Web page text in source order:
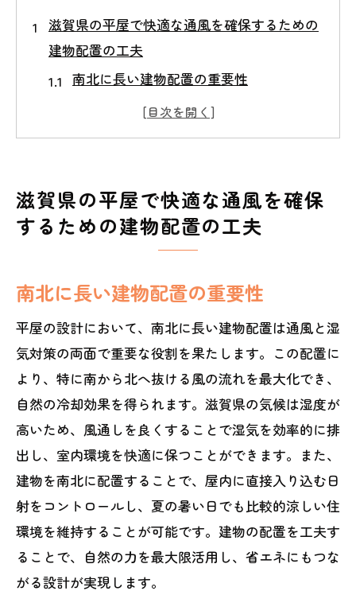
滋賀県の平屋で快適な通風を確保するための
建物配置の工夫
南北に長い建物配置の重要性
対角線上に窓を配置する利点
周囲の建物や風向を考慮した設計
ウト
エアフローを妨げない家具の配置
自然の風を活用するための屋外環境の整
平屋の湿気対策に効果的な植栽の活用方法
湿気を吸収する植物の選び方
家の周囲に植栽を配置するメリット
植栽による日差しの調整
季節に応じた植物の管理方法
生態系を考慮した庭造り
植栽と家屋の通気性を両立する方法
梅雨時期の湿気を乗り越えるための平屋設計
のポイント
通気性を高めるための素材選び
湿気を防ぐ建築構造の工夫
滋賀県の平屋で快適な通風を確保
するための建物配置の工夫
南北に長い建物配置の重要性
平屋の設計において、南北に長い建物配置は通風と湿
気対策の両面で重要な役割を果たします。この配置に
より、特に南から北へ抜ける風の流れを最大化でき、
自然の冷却効果を得られます。滋賀県の気候は湿度が
高いため、風通しを良くすることで湿気を効率的に排
出し、室内環境を快適に保つことができます。また、
建物を南北に配置することで、屋内に直接入り込む日
射をコントロールし、夏の暑い日でも比較的涼しい住
環境を維持することが可能です。建物の配置を工夫す
ることで、自然の力を最大限活用し、省エネにもつな
がる設計が実現します。